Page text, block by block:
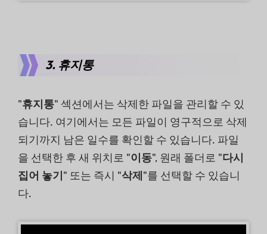
3. 휴지통
"휴지통" 섹션에서는 삭제한 파일을 관리할 수 있
습니다. 여기에서는 모든 파일이 영구적으로 삭제
되기까지 남은 일수를 확인할 수 있습니다. 파일
을 선택한 후 새 위치로 "이동", 원래 폴더로 "다시
집어 놓기" 또는 즉시 "삭제"를 선택할 수 있습니
다.